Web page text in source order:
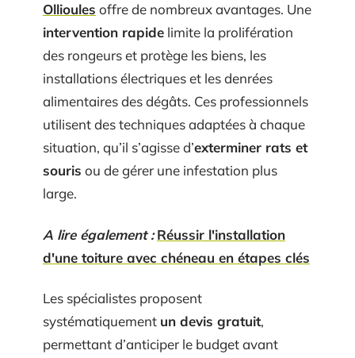
Ollioules offre de nombreux avantages. Une
intervention rapide limite la prolifération
des rongeurs et protège les biens, les
installations électriques et les denrées
alimentaires des dégâts. Ces professionnels
utilisent des techniques adaptées à chaque
situation, qu’il s’agisse d’exterminer rats et
souris ou de gérer une infestation plus
large.
A lire également : Réussir l'installation
d'une toiture avec chéneau en étapes clés
Les spécialistes proposent
systématiquement un devis gratuit,
permettant d’anticiper le budget avant